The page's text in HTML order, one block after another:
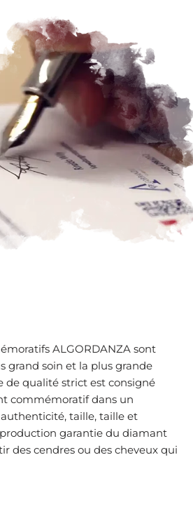
ALGORDANZA sont
grand soin et la plus grande
de qualité strict est consigné
commémoratif dans un
taille, taille et
garantie du diamant
des cendres ou des cheveux qui